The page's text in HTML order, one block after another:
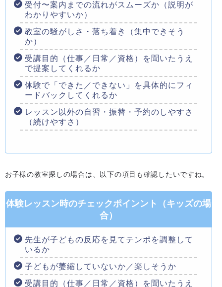
受付〜案内までの流れがスムーズか（説明が
わかりやすいか）
教室の騒がしさ・落ち着き（集中できそう
か）
受講目的（仕事／日常／資格）を聞いたうえ
で提案してくれるか
体験で「できた／できない」を具体的にフィ
ードバックしてくれるか
レッスン以外の自習・振替・予約のしやすさ
（続けやすさ）
お子様の教室探しの場合は、以下の項目も確認したいですね。
体験レッスン時のチェックポインント（キッズの場
合）
先生が子どもの反応を見てテンポを調整して
いるか
子どもが萎縮していないか／楽しそうか
受講目的（仕事／日常／資格）を聞いたうえ